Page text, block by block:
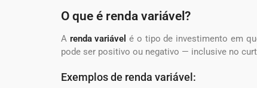
O que é renda variável?
A renda variável é o tipo de investimento em
pode ser positivo ou negativo — inclusive no
Exemplos de renda variável: